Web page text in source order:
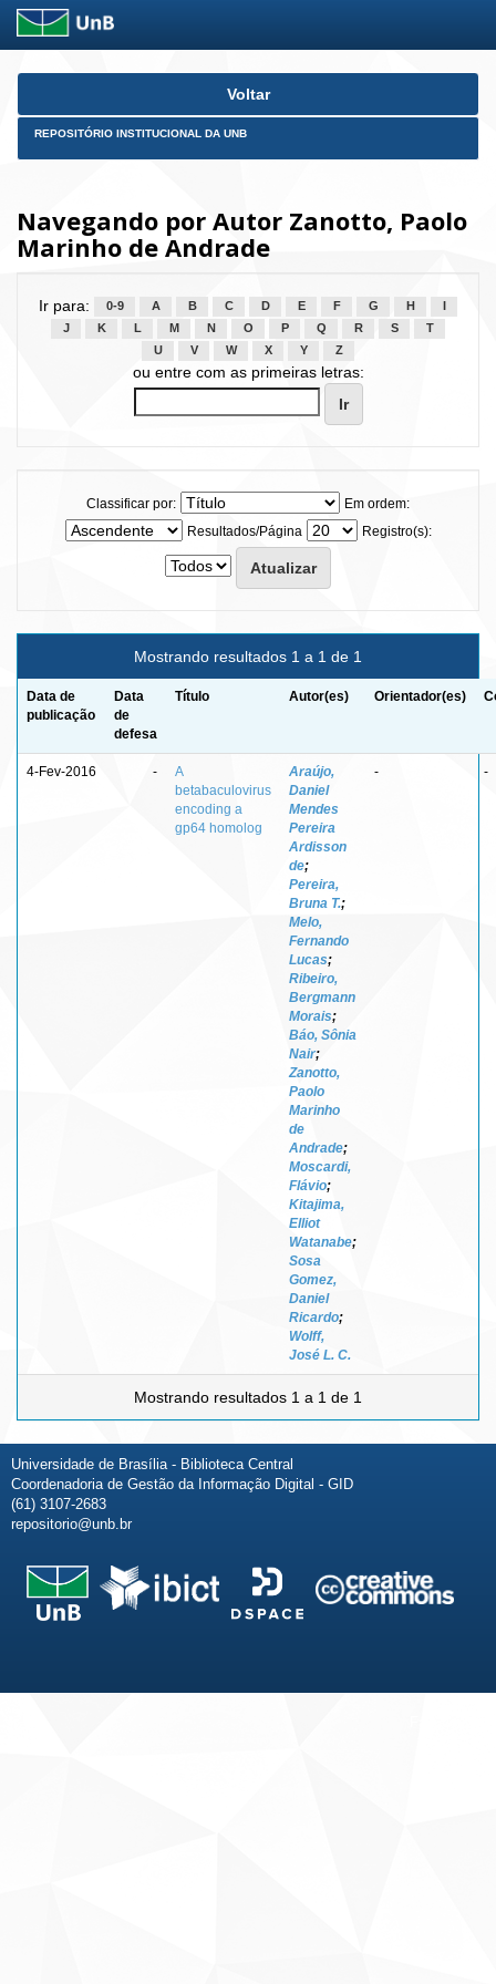
Skip
Voltar
REPOSITÓRIO INSTITUCIONAL DA UNB
Navegando por Autor Zanotto, Paolo
Marinho de Andrade
Ir para: 0-9 A B C D E F G H
J
K L M N O P Q R S
T
U
V W X Y Z
ou entre com as primeiras letras:
Classificar por:
Em ordem:
Resultados/Página
Registro(s):
Mostrando resultados 1 a 1 de 1
Data de
publicação
Data
de
defesa
Título Autor(es) Orientador(es)
4-Fev-2016 -
A
betabaculovirus
encoding a
gp64 homolog
Araújo,
Daniel
Mendes
Pereira
Ardisson
de;
Pereira,
Bruna T.;
Melo,
Fernando
Lucas;
Ribeiro,
Bergmann
Morais;
Báo, Sônia
Nair;
Zanotto,
Paolo
Marinho
de
Andrade;
Moscardi,
Flávio;
Kitajima,
Elliot
Watanabe;
Sosa
Gomez,
Daniel
Ricardo;
Wolff,
José L. C.
- -
Mostrando resultados 1 a 1 de 1
Universidade de Brasília - Biblioteca Central
Coordenadoria de Gestão da Informação Digital - GID
(61) 3107-2683
repositorio@unb.br